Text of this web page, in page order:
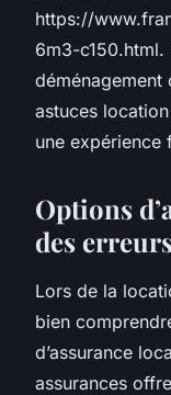
https://
6m3-c150.html.
astuces
une expérience
Options
des
Lors de la
bien
d’assurance
assurances